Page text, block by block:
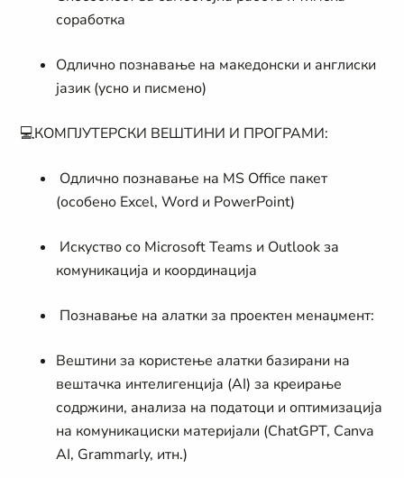
соработка
Одлично познавање на македонски и англиски
јазик (усно и писмено)
💻КОМПЈУТЕРСКИ ВЕШТИНИ И ПРОГРАМИ:
Одлично познавање на MS Office пакет
(особено Excel, Word и PowerPoint)
Искуство со Microsoft Teams и Outlook за
комуникација и координација
Познавaње на алатки за проектен менаџмент:
Вештини за користење алатки базирани на
вештачка интелигенција (AI) за креирање
содржини, анализа на податоци и оптимизација
на комуникациски материјали (ChatGPT, Canva
AI, Grammarly, итн.)